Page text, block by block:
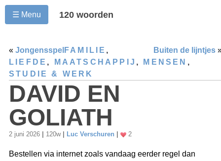
☰ Menu 120 woorden
« Jongensspel Buiten de lijntjes
FAMILIE ,
LIEFDE , MAATSCHAPPIJ , MENSEN ,
STUDIE & WERK
DAVID EN
GOLIATH
2 juni 2026 120w Luc Verschuren 2
Bestellen via internet zoals vandaag eerder regel dan